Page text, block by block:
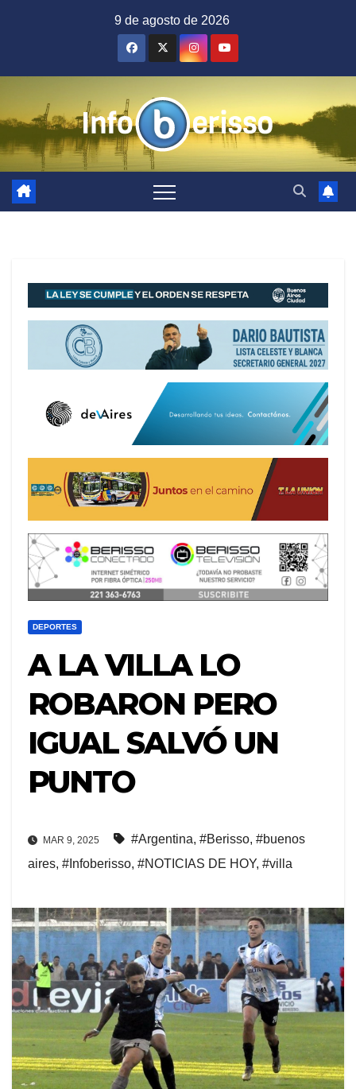
9 de agosto de 2026
DEPORTES
A LA VILLA LO
ROBARON PERO
IGUAL SALVÓ UN
PUNTO
MAR 9, 2025 #Argentina, #Berisso, #buenos
aires, #Infoberisso, #NOTICIAS DE HOY, #villa